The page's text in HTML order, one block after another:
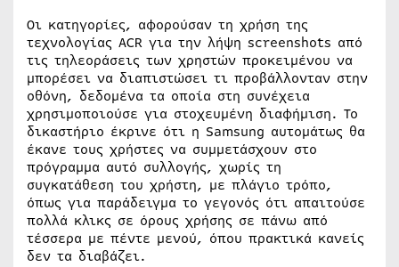
Οι κατηγορίες, αφορούσαν τη χρήση της
τεχνολογίας ACR για την λήψη screenshots από
τις τηλεοράσεις των χρηστών προκειμένου να
μπορέσει να διαπιστώσει τι προβάλλονταν στην
οθόνη, δεδομένα τα οποία στη συνέχεια
χρησιμοποιούσε για στοχευμένη διαφήμιση. Το
δικαστήριο έκρινε ότι η Samsung αυτομάτως θα
έκανε τους χρήστες να συμμετάσχουν στο
πρόγραμμα αυτό συλλογής, χωρίς τη
συγκατάθεση του χρήστη, με πλάγιο τρόπο,
όπως για παράδειγμα το γεγονός ότι απαιτούσε
πολλά κλικς σε όρους χρήσης σε πάνω από
τέσσερα με πέντε μενού, όπου πρακτικά κανείς
δεν τα διαβάζει.